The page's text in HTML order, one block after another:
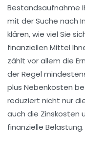
Bestandsaufnahme
mit der Suche nach
klären, wie viel Sie
finanziellen Mittel
zählt vor allem die
der Regel
plus Nebenkosten
reduziert nicht nur
auch die Zinskosten
finanzielle Belastung.